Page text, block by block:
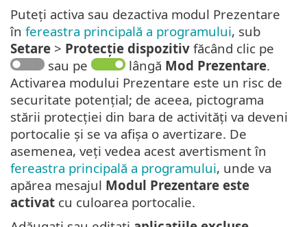
Puteți activa sau dezactiva modul Prezentare
în fereastra principală a programului, sub
Setare > Protecție dispozitiv făcând clic pe
sau pe
lângă Mod Prezentare.
Activarea modului Prezentare este un risc de
securitate potențial; de aceea, pictograma
stării protecției din bara de activități va deveni
portocalie și se va afișa o avertizare. De
asemenea, veți vedea acest avertisment în
fereastra principală a programului, unde va
apărea mesajul Modul Prezentare este
activat cu culoarea portocalie.